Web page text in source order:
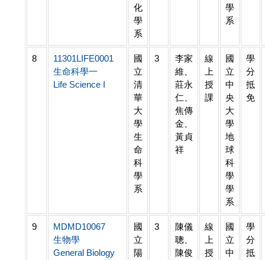
化
學
系
學
系
8
11301LIFE0001
生命科學一
Life Science I
國
立
清
華
大
學
生
命
科
學
系
3
李家
維、
莊永
仁、
焦傳
金、
黃貞
祥
線
上
授
課
國
立
中
央
大
學
地
球
科
學
學
系
學
分
抵
免
9
MDMD10067
生物學
General Biology
國
立
陽
3
陳儀
聰、
陳俊
線
上
授
國
立
中
學
分
抵